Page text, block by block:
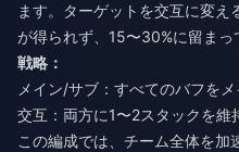
ます。ターゲットを交互に変え
が得られず、15〜30%に留まっ
戦略：
メイン/サブ：すべてのバフを
交互：両方に1〜2スタックを維
この編成では、チーム全体を加